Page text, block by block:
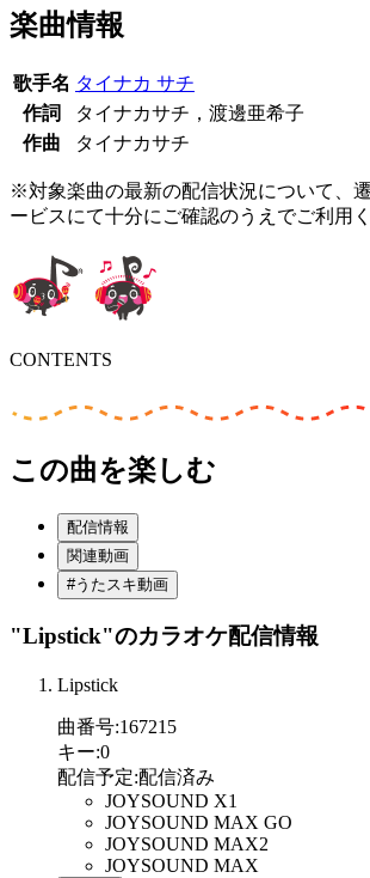
楽曲情報
歌手名 タイナカ サチ
作詞
タイナカサチ，渡邊亜希子
作曲
タイナカサチ
※対象楽曲の最新の配信状況について、
ービスにて十分にご確認のうえでご利用く
CONTENTS
この曲を楽しむ
配信情報
関連動画
#うたスキ動画
"Lipstick"のカラオケ配信情報
Lipstick
曲番号:167215
キー:0
配信予定:配信済み
JOYSOUND X1
JOYSOUND MAX GO
JOYSOUND MAX2
JOYSOUND MAX